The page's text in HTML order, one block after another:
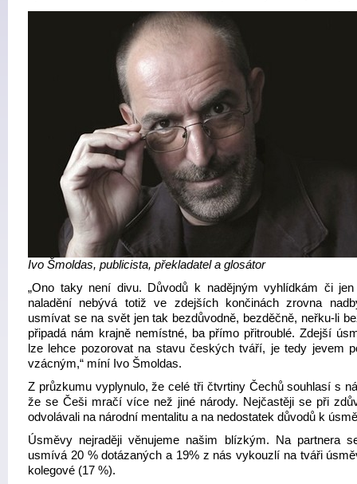
Ivo Šmoldas, publicista, překladatel a glosátor
„Ono taky není divu. Důvodů k nadějným vyhlídkám či jen
naladění nebývá totiž ve zdejších končinách zrovna
usmívat se na svět jen tak bezdůvodně, bezděčně, neřku-li
připadá nám krajně nemístné, ba přímo přitroublé. Zdejší
lze lehce pozorovat na stavu českých tváří, je tedy jevem
vzácným,“ míní Ivo Šmoldas.
Z průzkumu vyplynulo, že celé tři čtvrtiny Čechů souhlasí s
že se Češi mračí více než jiné národy. Nejčastěji se při
odvolávali na národní mentalitu a na nedostatek důvodů k
Úsměvy nejraději věnujeme našim blízkým. Na partnera
usmívá 20 % dotázaných a 19% z nás vykouzlí na tváři
kolegové (17 %).